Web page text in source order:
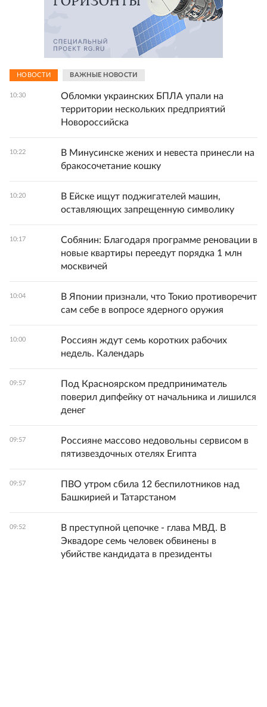
НОВОСТИ ВАЖНЫЕ НОВОСТИ
10:30
Обломки украинских БПЛА упали на
территории нескольких предприятий
Новороссийска
10:22
В Минусинске жених и невеста принесли на
бракосочетание кошку
10:20
В Ейске ищут поджигателей машин,
оставляющих запрещенную символику
10:17
Собянин: Благодаря программе реновации в
новые квартиры переедут порядка 1 млн
москвичей
10:04
В Японии признали, что Токио противоречит
сам себе в вопросе ядерного оружия
10:00
Россиян ждут семь коротких рабочих
недель. Календарь
09:57
Под Красноярском предприниматель
поверил дипфейку от начальника и лишился
денег
09:57
Россияне массово недовольны сервисом в
пятизвездочных отелях Египта
09:57
ПВО утром сбила 12 беспилотников над
Башкирией и Татарстаном
09:52
В преступной цепочке - глава МВД. В
Эквадоре семь человек обвинены в
убийстве кандидата в президенты